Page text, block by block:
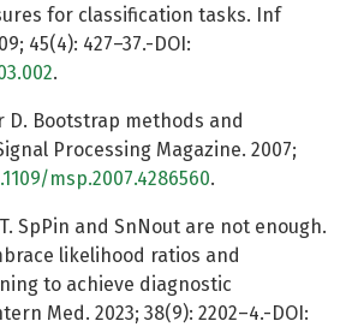
for classification tasks. Inf
45(4): 427–37.-DOI:
.
D. Bootstrap methods and
Processing Magazine. 2007;
msp.2007.4286560.
SpPin and SnNout are not enough.
likelihood ratios and
to achieve diagnostic
Med. 2023; 38(9): 2202–4.-DOI: